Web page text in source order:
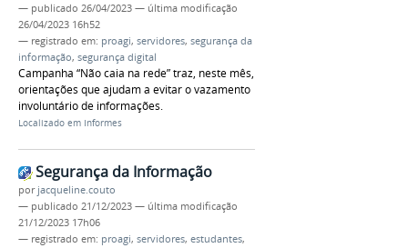
— publicado 26/04/2023 — última modificação
26/04/2023 16h52
— registrado em: proagi, servidores, segurança da
informação, segurança digital
Campanha “Não caia na rede” traz, neste mês,
orientações que ajudam a evitar o vazamento
involuntário de informações.
Localizado em Informes
Segurança da Informação
por jacqueline.couto
— publicado 21/12/2023 — última modificação
21/12/2023 17h06
— registrado em: proagi, servidores, estudantes,